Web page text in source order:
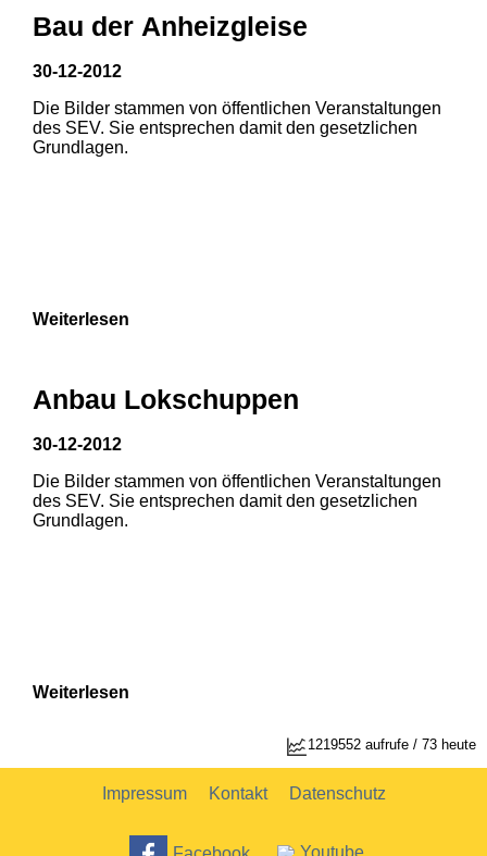
1 2
1 2
Bau der Anheizgleise
30-12-2012
Die Bilder stammen von öffentlichen Veranstaltungen
des SEV. Sie entsprechen damit den gesetzlichen
Grundlagen.
Weiterlesen
Anbau Lokschuppen
30-12-2012
Die Bilder stammen von öffentlichen Veranstaltungen
des SEV. Sie entsprechen damit den gesetzlichen
Grundlagen.
Weiterlesen
1219552 aufrufe / 73 heute
Impressum Kontakt Datenschutz